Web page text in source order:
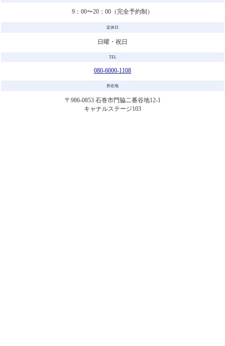
9：00〜20：00（完全予約制）
定休日
日曜・祝日
TEL
080-6000-1108
所在地
〒986-0853 石巻市門脇二番谷地12-1
キャナルステージ103